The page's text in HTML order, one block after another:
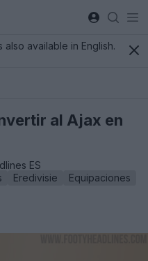
available in English.
al Ajax en
ES
Eredivisie
Equipaciones